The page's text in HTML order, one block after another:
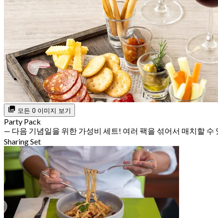
모든 0 이미지 보기
Party Pack
— 다음 기념일을 위한 가성비 세트! 여러 팩을 섞어서 매치할 수
Sharing Set